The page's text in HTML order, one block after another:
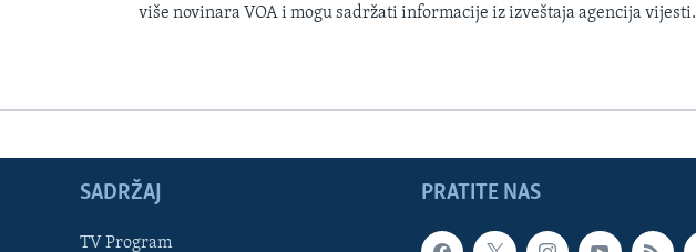
više novinara VOA i mogu sadržati informacije iz izveštaja agencija vijesti.
PRATITE NAS
SADRŽAJ
TV Program